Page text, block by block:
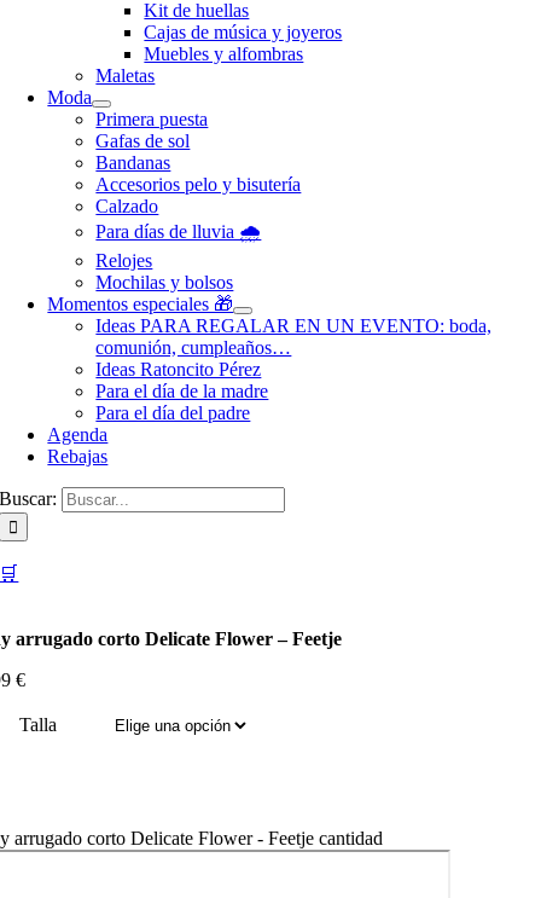
Kit de huellas
Cajas de música y joyeros
Muebles y alfombras
Maletas
Moda
Primera puesta
Gafas de sol
Bandanas
Accesorios pelo y bisutería
Calzado
Para días de lluvia 🌧️
Relojes
Mochilas y bolsos
Momentos especiales 🎁
Ideas PARA REGALAR EN UN EVENTO: boda,
comunión, cumpleaños…
Ideas Ratoncito Pérez
Para el día de la madre
Para el día del padre
Agenda
Rebajas
Buscar:
🛒
arrugado corto Delicate Flower – Feetje
€
Talla
arrugado corto Delicate Flower - Feetje cantidad